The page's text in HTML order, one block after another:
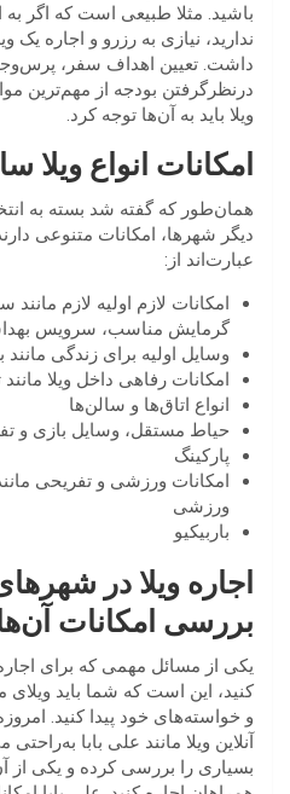
باشید. مثلا طبیعی است که اگر به
ندارید، نیازی به رزرو و اجاره یک
داشت. تعیین اهداف سفر،
درنظرگرفتن بودجه از مهم‌ترین
ویلا باید به آن‌ها توجه کرد.
امکانات انواع ویلا
همان‌طور که گفته شد بسته به
دیگر شهرها، امکانات متنوعی
عبارت‌اند از:
امکانات لازم اولیه لازم
گرمایش مناسب، سرویس
وسایل اولیه برای زندگی
امکانات رفاهی داخل ویلا مانند
انواع اتاق‌ها و سالن‌ها
حیاط مستقل، وسایل بازی و
پارکینگ
امکانات ورزشی و تفریحی
ورزشی
باربیکیو
اجاره ویلا در
بررسی امکانات
یکی از مسائل مهمی که برای
کنید، این است که شما باید
و خواسته‌های خود پیدا کنید.
آنلاین ویلا مانند علی بابا
بسیاری را بررسی کرده و یکی از